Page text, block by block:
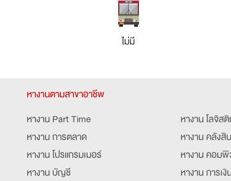
ไม่มี
หางานตามสาขาอาชีพ
หางาน Part Time
หางาน การตลาด
หางาน โปรแกรมเมอร์
หางาน บัญชี
หางาน โลจิส
หางาน คลังสิ
หางาน คอมพิ
หางาน การเงิ